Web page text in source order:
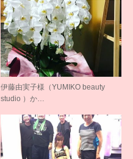
伊藤由実子様（YUMIKO beauty
studio ）か…